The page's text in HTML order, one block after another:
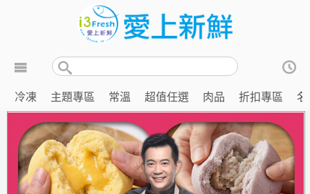
冷凍 主題專區 常溫 超值任選 肉品 折扣專區